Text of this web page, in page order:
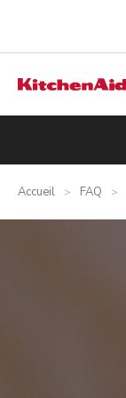
Accueil > FAQ >